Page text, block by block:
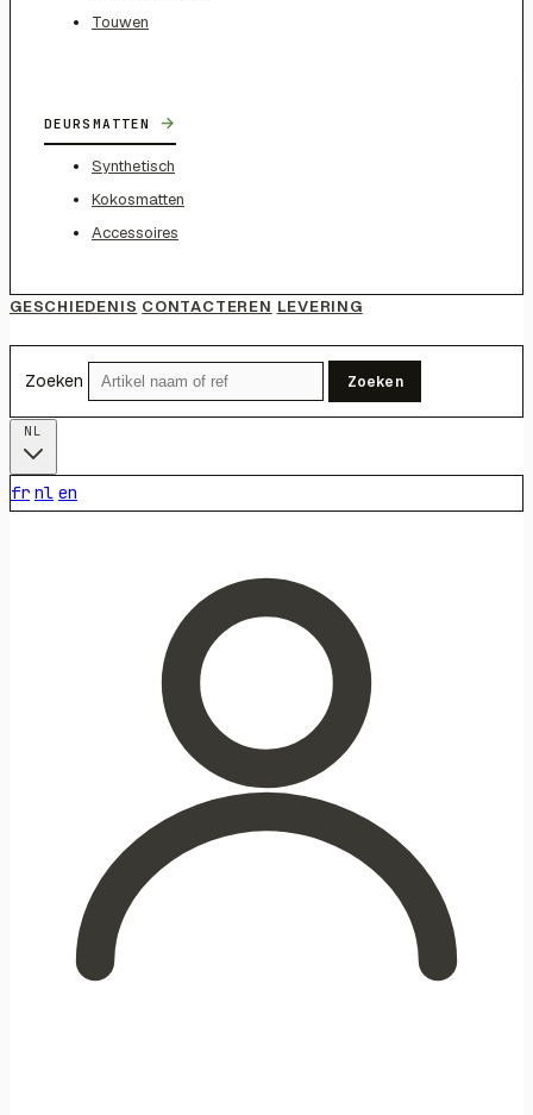
Touwen
DEURSMATTEN →
Synthetisch
Kokosmatten
Accessoires
GESCHIEDENIS CONTACTEREN LEVERING
Zoeken Zoeken
fr nl en